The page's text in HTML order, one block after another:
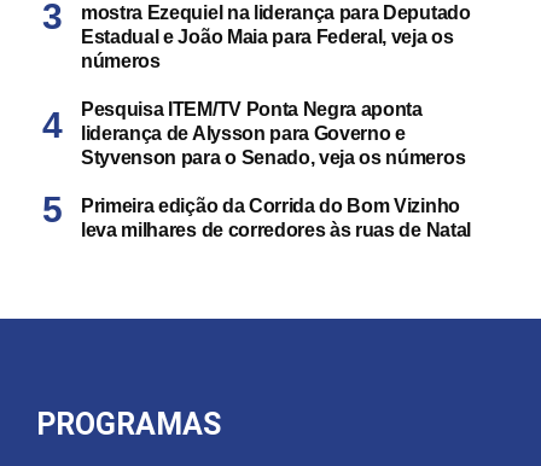
mostra Ezequiel na liderança para Deputado
Estadual e João Maia para Federal, veja os
números
Pesquisa ITEM/TV Ponta Negra aponta
liderança de Alysson para Governo e
Styvenson para o Senado, veja os números
Primeira edição da Corrida do Bom Vizinho
leva milhares de corredores às ruas de Natal
PROGRAMAS